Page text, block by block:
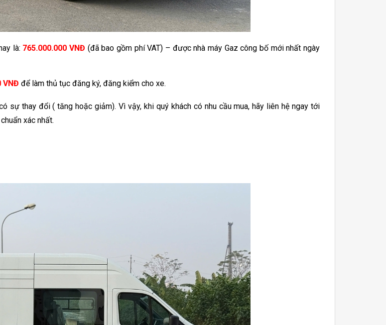
là: 765.000.000 VNĐ (đã bao gồm phí VAT) – được nhà máy Gaz công bố mới nhất ngày
VNĐ để làm thủ tục đăng ký, đăng kiểm cho xe.
sự thay đổi ( tăng hoặc giảm). Vì vậy, khi quý khách có nhu cầu mua, hãy liên hệ ngay tới
xác nhất.